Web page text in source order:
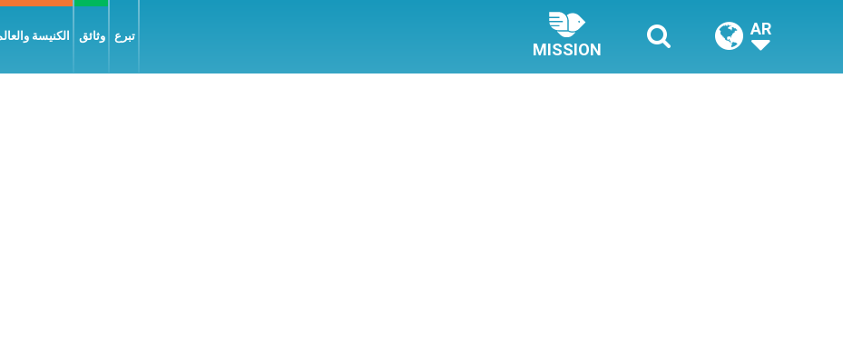
الكنيسة وثائق تبرع
MISSION
AR